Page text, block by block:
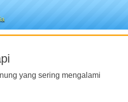
yang sering mengalami